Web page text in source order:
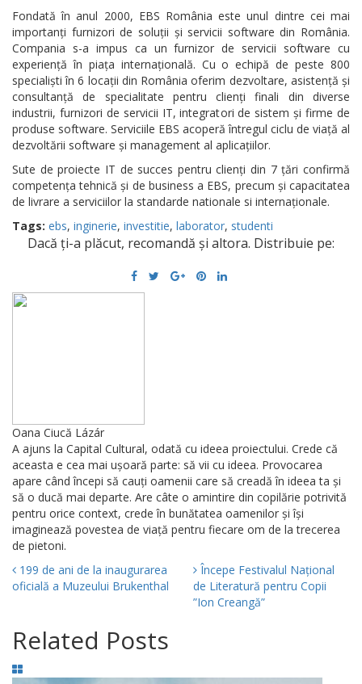
Fondată în anul 2000, EBS România este unul dintre cei mai
importanți furnizori de soluții și servicii software din România.
Compania s-a impus ca un furnizor de servicii software cu
experiență în piața internațională. Cu o echipă de peste 800
specialiști în 6 locații din România oferim dezvoltare, asistență și
consultanță de specialitate pentru clienți finali din diverse
industrii, furnizori de servicii IT, integratori de sistem și firme de
produse software. Serviciile EBS acoperă întregul ciclu de viață al
dezvoltării software și management al aplicațiilor.
Sute de proiecte IT de succes pentru clienți din 7 țări confirmă
competența tehnică și de business a EBS, precum și capacitatea
de livrare a serviciilor la standarde nationale si internaționale.
Tags: ebs, inginerie, investitie, laborator, studenti
Dacă ți-a plăcut, recomandă și altora. Distribuie pe:
Oana Ciucă Lázár
A ajuns la Capital Cultural, odată cu ideea proiectului. Crede că
aceasta e cea mai ușoară parte: să vii cu ideea. Provocarea
apare când începi să cauți oamenii care să creadă în ideea ta și
să o ducă mai departe. Are câte o amintire din copilărie potrivită
pentru orice context, crede în bunătatea oamenilor și își
imaginează povestea de viață pentru fiecare om de la trecerea
de pietoni.
199 de ani de la inaugurarea
oficială a Muzeului Brukenthal
Începe Festivalul Național
de Literatură pentru Copii
”Ion Creangă”
Related Posts